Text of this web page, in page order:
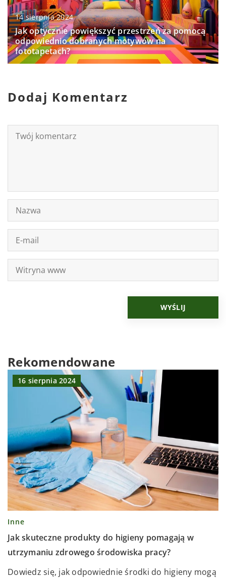
14 sierpnia 2024
Jak optycznie powiększyć przestrzeń za pomocą
odpowiednio dobranych motywów na
fototapetach?
Dodaj Komentarz
Rekomendowane
16 sierpnia 2024
Inne
Jak skuteczne produkty do higieny pomagają w
utrzymaniu zdrowego środowiska pracy?
Dowiedz się, jak odpowiednie środki do higieny mogą